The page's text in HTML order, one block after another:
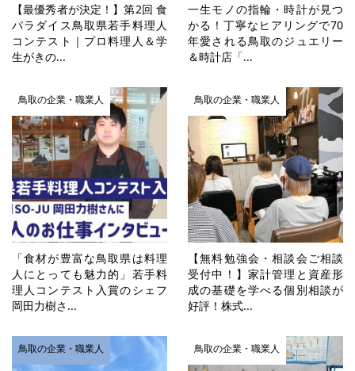
【最優秀者が決定！】第2回 食
パラダイス鳥取県若手料理人
コンテスト｜プロ料理人＆学
生がきの...
一生モノの指輪・時計が見つ
かる！丁寧なヒアリングで70
年愛される鳥取のジュエリー
＆時計店「...
鳥取の企業・職業人
「食材が豊富な鳥取県は料理
人にとっても魅力的」若手料
理人コンテスト入賞のシェフ
岡田力樹さ...
鳥取の企業・職業人
【無料勉強会・相談会ご相談
受付中！】家計管理と資産形
成の基礎を学べる個別相談が
好評！株式...
鳥取の企業・職業人 鳥取の企業・職業人